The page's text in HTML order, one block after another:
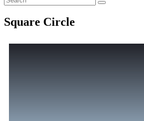
Square Circle